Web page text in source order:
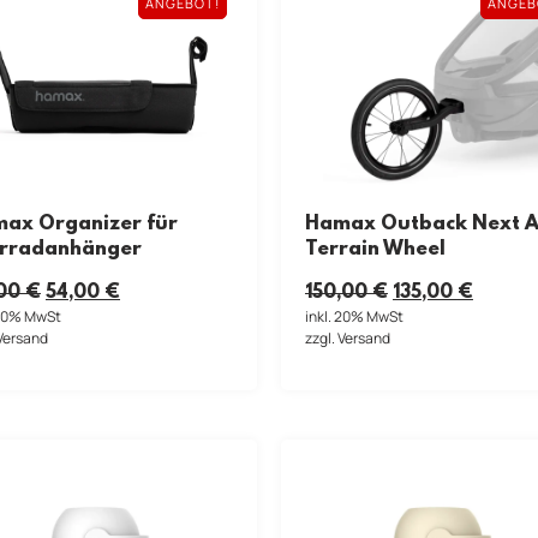
Organizer für
€ 54,00 €
MwSt
Hamax Outback Next
Terrain Wheel
150,00€ 135,00 €
inkl. 20% MwSt
zzgl. Versand